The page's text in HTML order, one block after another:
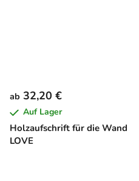
Holzaufschrift für die Wand
LOVE
ab 32,20 €
Auf Lager